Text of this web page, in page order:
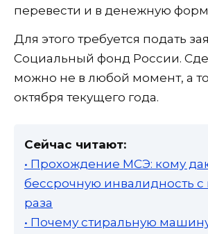
перевести и в денежную
Для этого требуется подать
Социальный фонд России.
можно не в любой момент, а
октября текущего года.
Сейчас читают:
• Прохождение МСЭ: кому
бессрочную инвалидность с
раза
• Почему стиральную